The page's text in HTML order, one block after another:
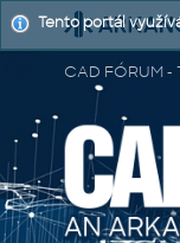
CAD FÓRUM -
Tento portál